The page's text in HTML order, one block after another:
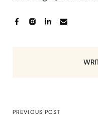
PREVIOUS POST